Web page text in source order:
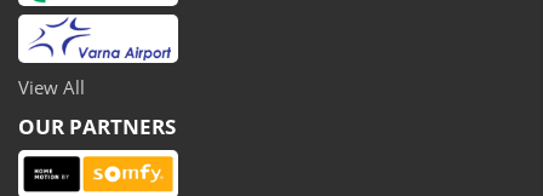
View All
OUR PARTNERS